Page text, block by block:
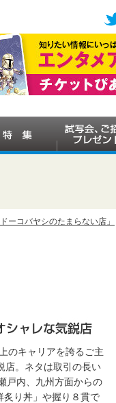
ーコバヤシのたまらない店」
のキャリアを誇るご主
店。ネタは取引の長い
戸内、九州方面からの
炙り丼」や握り８貫で